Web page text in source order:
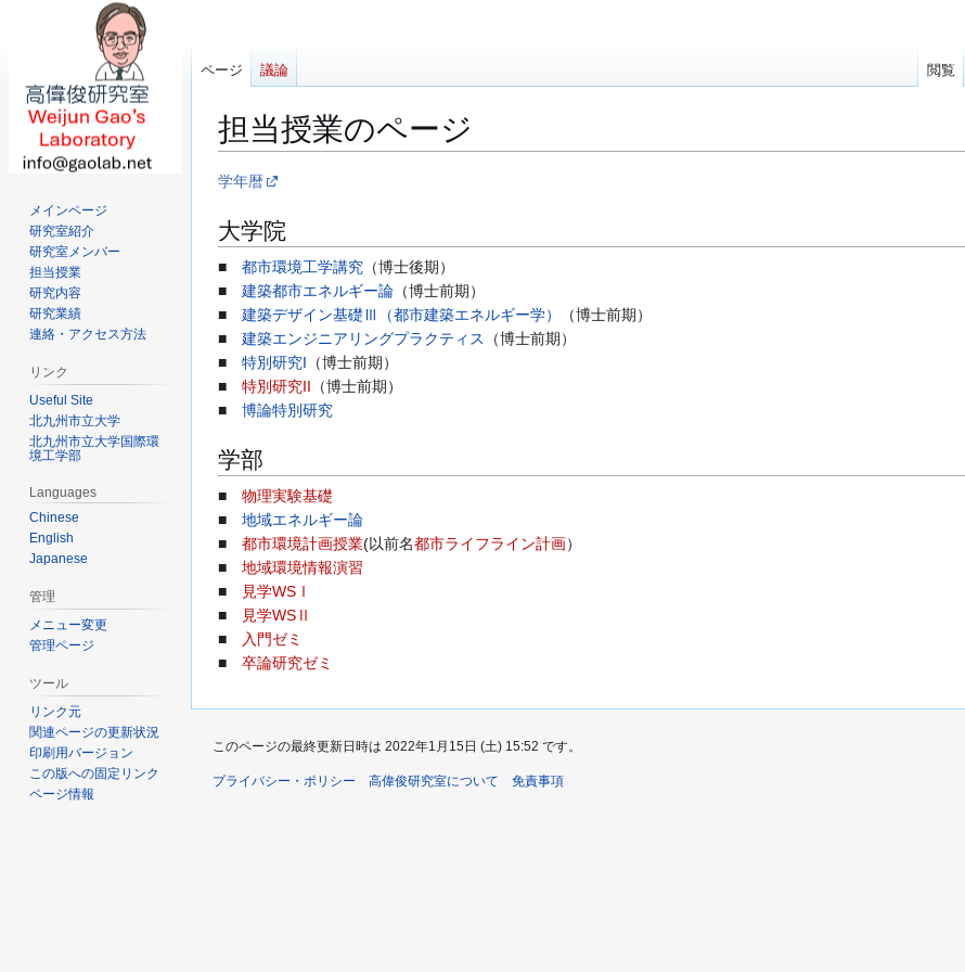
担当授業のページ
ナ
ゲ
ー
シ
ョ
ン
に
移
動
検
に
移
動
学年暦
大学院
■ 都市環境工学講究 （博士後期）
■ 建築都市エネルギー論 （博士前期）
■ 建築デザイン基礎Ⅲ（都市建築エネルギー学）
（博士前期）
■ 建築エンジニアリングプラクティス
（博士前期）
■ 特別研究I （博士前期）
■ 特別研究II （博士前期）
■ 博論特別研究
学部
■ 物理実験基礎
■ 地域エネルギー論
■ 都市環境計画授業(以前名都市ライフライン計画）
■ 地域環境情報演習
■
見学WSⅠ
■
見学WSⅡ
■
入門ゼミ
■ 卒論研究ゼミ
ページ 議論 閲覧
メインページ
研究室紹介
研究室メンバー
担当授業
研究内容
研究業績
連絡・アクセス方法
リンク
Useful Site
北九州市立大学
北九州市立大学国際環
境工学部
Languages
Chinese
English
Japanese
管理
メニュー変更
管理ページ
ツール
リンク元
関連ページの更新状況
印刷用バージョン
この版への固定リンク
ページ情報
このページの最終更新日時は 2022年1月15日 (土) 15:52 です。
プライバシー・ポリシー 高偉俊研究室について 免責事項